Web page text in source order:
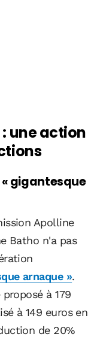
: une action
gigantesque
Apolline
Batho n'a pas
arnaque ».
à 179
à 149 euros en
de 20%